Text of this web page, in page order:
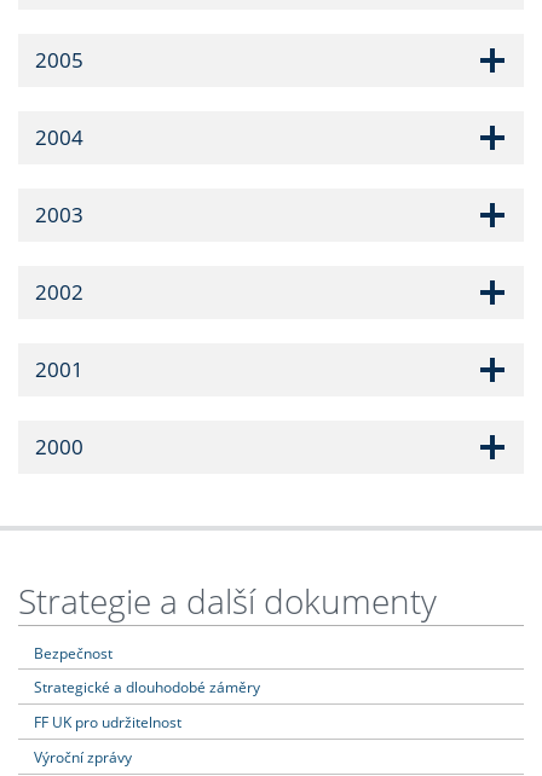
2005
2004
2003
2002
2001
2000
Strategie a další dokumenty
Bezpečnost
Strategické a dlouhodobé záměry
FF UK pro udržitelnost
Výroční zprávy